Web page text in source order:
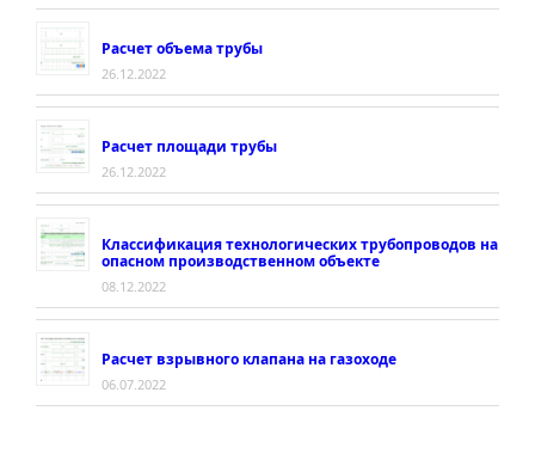
Расчет объема трубы
26.12.2022
Расчет площади трубы
26.12.2022
Классификация технологических трубопроводов на
опасном производственном объекте
08.12.2022
Расчет взрывного клапана на газоходе
06.07.2022